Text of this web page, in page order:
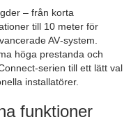
– från korta
till 10 meter för
AV‑system.
höga prestanda och
till ett lätt val
installatörer.
funktioner